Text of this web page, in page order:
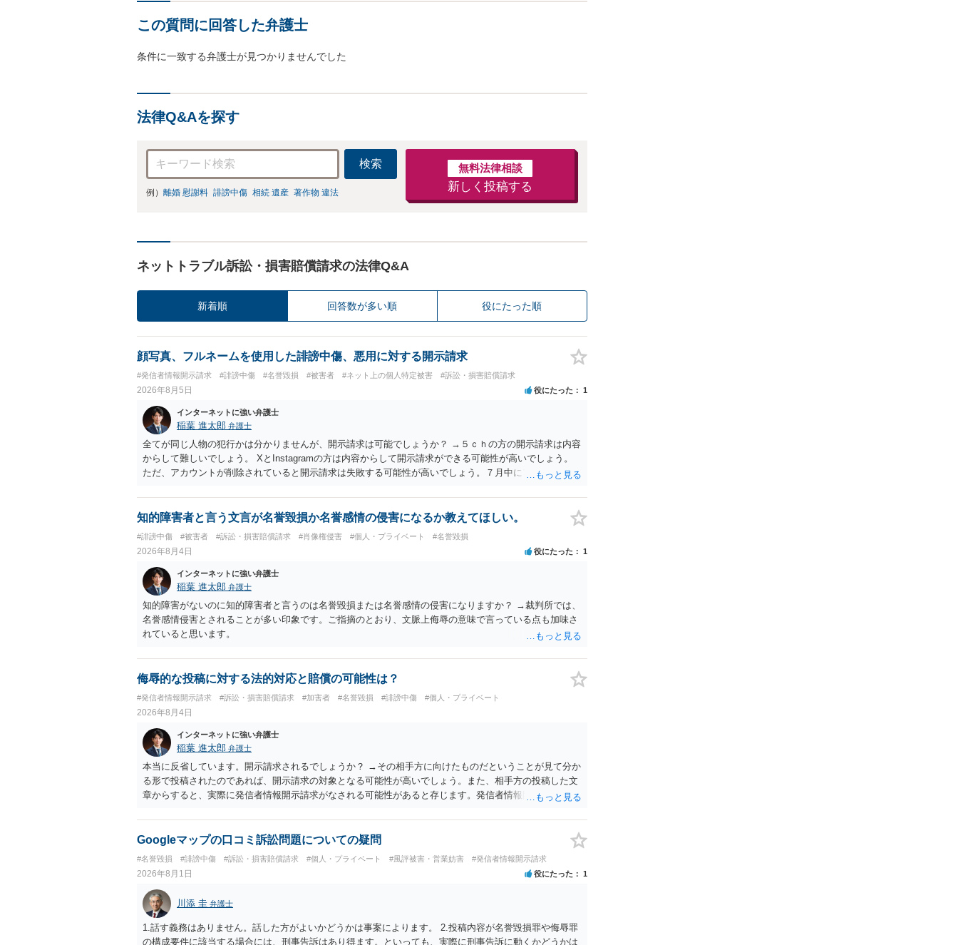
この質問に回答した弁護士
条件に一致する弁護士が見つかりませんでした
法律Q&Aを探す
検索
例） 離婚 慰謝料 誹謗中傷 相続 遺産 著作物 違法
無料法律相談
新しく投稿する
ネットトラブル訴訟・損害賠償請求の法律Q&A
新着順 回答数が多い順 役にたった順
顔写真、フルネームを使用した誹謗中傷、悪用に対する開示請求
#発信者情報開示請求 #誹謗中傷 #名誉毀損 #被害者 #ネット上の個人特定被害 #訴訟・損害賠償請求
2026年8月5日 役にたった 1
インターネットに強い弁護士
稲葉 進太郎 弁護士
全てが同じ人物の犯行かは分かりませんが、開示請求は可能でしょうか？ →５ｃｈの方の開示請求は内容
からして難しいでしょう。 XとInstagramの方は内容からして開示請求ができる可能性が高いでしょう。
ただ、アカウントが削除されていると開示請求は失敗する可能性が高いでしょう。７月中にアカウントが
相手に全ての弁護士費用を負担させることは可能でしょうか？ →訴訟外の交渉で相手方が認めれば負担さ
せることができるでしょう。訴訟で判決となった場合は、実際の弁護士費用が認められる場合と認められ
知的障害者と言う文言が名誉毀損か名誉感情の侵害になるか教えてほしい。
#誹謗中傷 #被害者 #訴訟・損害賠償請求 #肖像権侵害 #個人・プライベート #名誉毀損
2026年8月4日 役にたった 1
インターネットに強い弁護士
稲葉 進太郎 弁護士
知的障害がないのに知的障害者と言うのは名誉毀損または名誉感情の侵害になりますか？ →裁判所では、
名誉感情侵害とされることが多い印象です。ご指摘のとおり、文脈上侮辱の意味で言っている点も加味さ
れていると思います。
侮辱的な投稿に対する法的対応と賠償の可能性は？
#発信者情報開示請求 #訴訟・損害賠償請求 #加害者 #名誉毀損 #誹謗中傷 #個人・プライベート
2026年8月4日
インターネットに強い弁護士
稲葉 進太郎 弁護士
本当に反省しています。開示請求されるでしょうか？ →その相手方に向けたものだということが見て分か
る形で投稿されたのであれば、開示請求の対象となる可能性が高いでしょう。また、相手方の投稿した文
章からすると、実際に発信者情報開示請求がなされる可能性があると存じます。発信者情報開示請求が進
カウントの登録メールに意見照会がなされます。 また、された場合賠償金はいくらでしょうか。 →ケー
スバイケースであり、数万円から１００万単位まで様々でしょう。裁判外であれば交渉して相手方の請求
Googleマップの口コミ訴訟問題についての疑問
#名誉毀損 #誹謗中傷 #訴訟・損害賠償請求 #個人・プライベート #風評被害・営業妨害 #発信者情報開示請求
2026年8月1日 役にたった 1
川添 圭 弁護士
1.話す義務はありません。話した方がよいかどうかは事案によります。 2.投稿内容が名誉毀損罪や侮辱罪
の構成要件に該当する場合には、刑事告訴はあり得ます。といっても、実際に刑事告訴に動くかどうかは